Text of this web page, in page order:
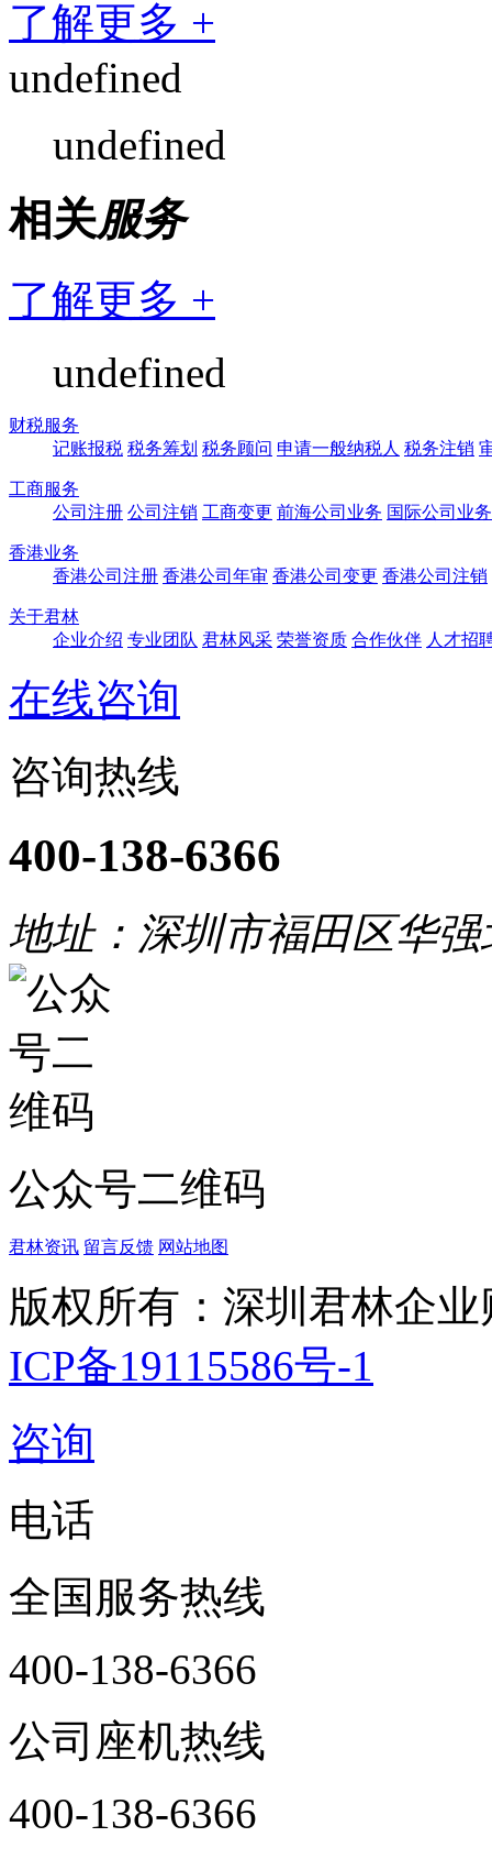
了解更多 +
undefined
undefined
相关服务
了解更多 +
undefined
财税服务
记账报税 税务筹划 税务顾问 申请一般纳税人 税务注销
工商服务
公司注册 公司注销 工商变更 前海公司业务 国际公司业务
香港业务
香港公司注册 香港公司年审 香港公司变更 香港公司注销
关于君林
企业介绍 专业团队 君林风采 荣誉资质 合作伙伴 人才招
在线咨询
咨询热线
400-138-6366
地址：深圳市福田区华
公众号二维码
君林资讯 留言反馈 网站地图
版权所有：深圳君林企
ICP备19115586号-1
咨询
电话
全国服务热线
400-138-6366
公司座机热线
400-138-6366